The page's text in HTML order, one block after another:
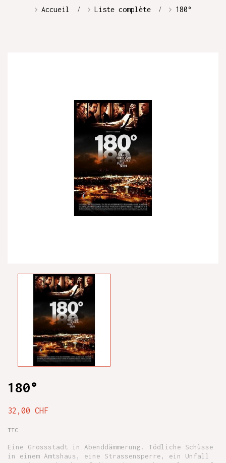
Accueil Liste complète 180°
180°
32,00 CHF
TTC
Eine Grossstadt in Abenddämmerung. Tödliche Schüsse
in einem Amtshaus, eine Strassensperre, ein Unfall